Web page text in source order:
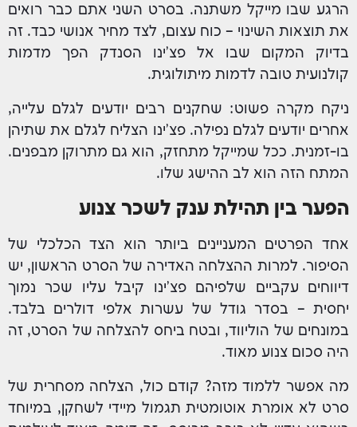
הרגע שבו מייקל משתנה. בסרט השני אתם כבר רואים
את תוצאות השינוי – כוח עצום, לצד מחיר אנושי כבד. זה
בדיוק המקום שבו אל פצ'ינו הסנדק הפך מדמות
קולנועית טובה לדמות מיתולוגית.
ניקח מקרה פשוט: שחקנים רבים יודעים לגלם עלייה,
אחרים יודעים לגלם נפילה. פצ'ינו הצליח לגלם את שתיהן
בו-זמנית. ככל שמייקל מתחזק, הוא גם מתרוקן מבפנים.
המתח הזה הוא לב ההישג שלו.
הפער בין תהילת ענק לשכר צנוע
אחד הפרטים המעניינים ביותר הוא הצד הכלכלי של
הסיפור. למרות ההצלחה האדירה של הסרט הראשון, יש
דיווחים עקביים שלפיהם פצ'ינו קיבל עליו שכר נמוך
יחסית – בסדר גודל של עשרות אלפי דולרים בלבד.
במונחים של הוליווד, ובטח ביחס להצלחה של הסרט, זה
היה סכום צנוע מאוד.
מה אפשר ללמוד מזה? קודם כול, הצלחה מסחרית של
סרט לא אומרת אוטומטית תגמול מיידי לשחקן, במיוחד